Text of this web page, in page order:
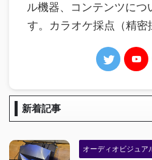
ル機器、コンテンツにつ
す。カラオケ採点（精密
新着記事
オーディオビジュア